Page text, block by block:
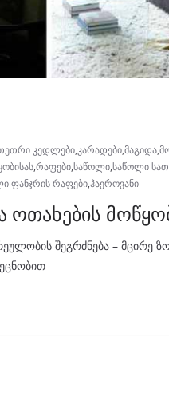
კედლები,კარადები,მაგიდა,
,რაფები,საწოლი,საწოლი
ფანჯრის რაფები,ჰაეროვანი
ოთახების
შეგრძნება – მცირე